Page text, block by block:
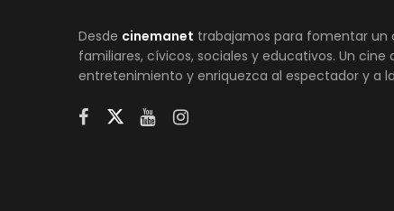
Desde cinemanet trabajamos para fomentar un
familiares, cívicos, sociales y educativos. Un cine
entretenimiento y enriquezca al espectador y a